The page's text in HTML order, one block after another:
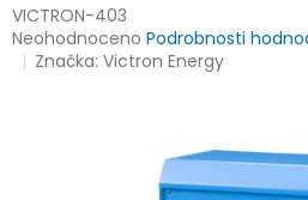
VICTRON-403
Průměrné
hodnocení
Neohodnoceno Podrobnosti
Značka:Victron Energy